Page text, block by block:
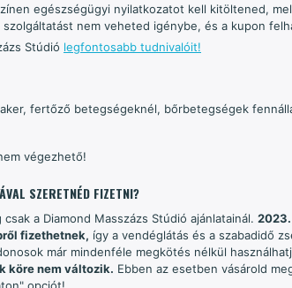
egészségügyi nyilatkozatot kell kitöltened,
nem veheted igénybe, és a kupon
Stúdió legfontosabb tudnivalóit!
fertőző betegségeknél, bőrbetegségek
végezhető!
SZERETNÉD FIZETNI?
a Diamond Masszázs Stúdió ajánlatainál.
fizethetnek, így a vendéglátás és a szabadidő
már mindenféle megkötés nélkül
köre nem változik. Ebben az esetben vásárold
opciót!